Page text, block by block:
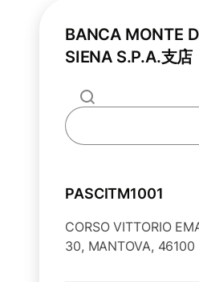
BANCA MONTE
SIENA S.P.A.支店
PASCITM1001
CORSO VITTORIO
30, MANTOVA, 46100